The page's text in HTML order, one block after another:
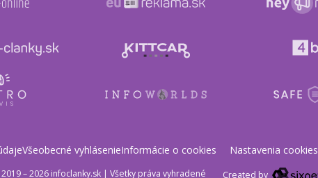
Všeobecné vyhlásenieInformácie o cookies Nastavenia cookies
– 2026 infoclanky.sk| Všetky práva vyhradené Created by